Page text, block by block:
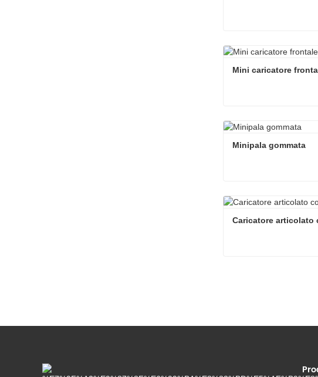
Pala gommata in
Mini caricatore
Mini caricatore
Minipala gommata
Minipala gommata
Caricatore articolato